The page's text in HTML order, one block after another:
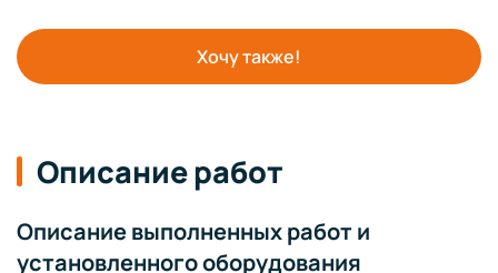
Хочу также!
Описание работ
Описание выполненных работ и
установленного оборудования